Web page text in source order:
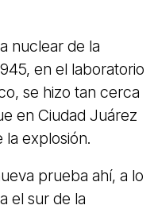
nuclear de la
en el laboratorio
se hizo tan cerca
en Ciudad Juárez
explosión.
prueba ahí, a lo
el sur de la